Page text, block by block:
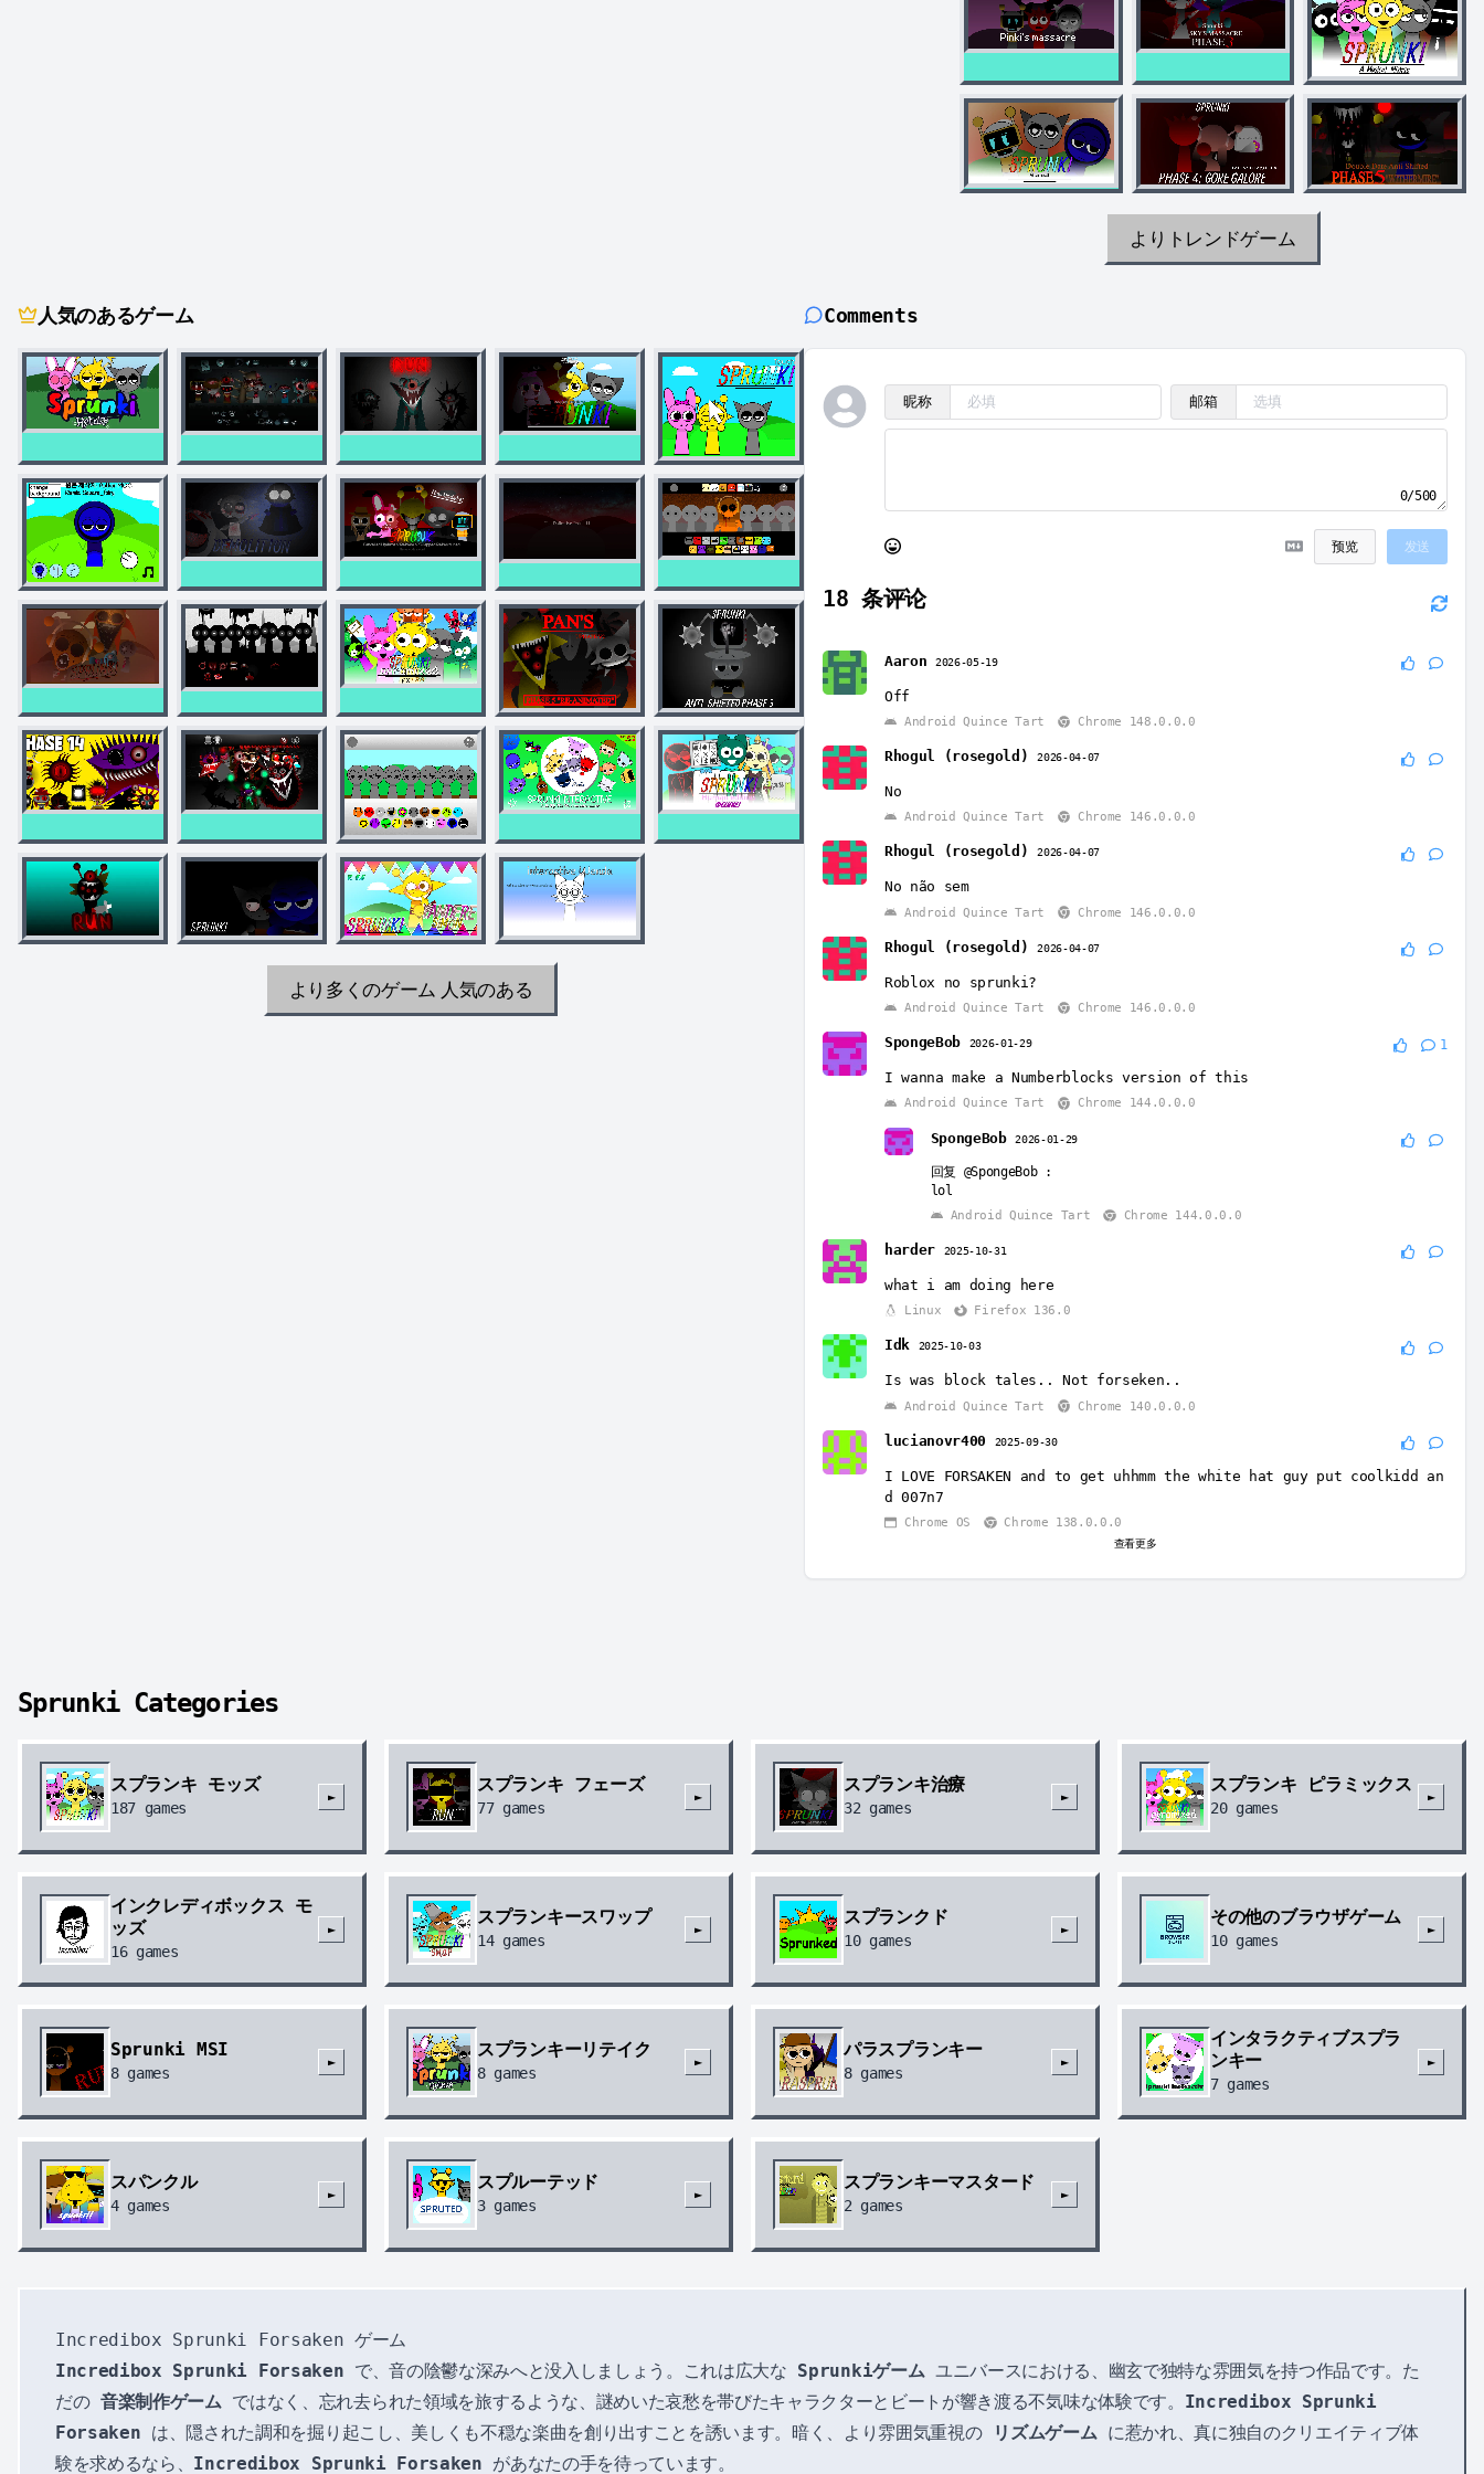
よりトレンドゲーム
人気のあるゲーム
より多くのゲーム 人気のある
Comments
昵称 邮箱
0/500
预览 发送
18 条评论
Aaron2026-05-19
Off
Android Quince Tart Chrome 148.0.0.0
Rhogul (rosegold) 2026-04-07
No
Android Quince Tart Chrome 146.0.0.0
Rhogul (rosegold) 2026-04-07
No não sem
Android Quince Tart Chrome 146.0.0.0
Rhogul (rosegold) 2026-04-07
Roblox no sprunki?
Android Quince Tart Chrome 146.0.0.0
SpongeBob 2026-01-29 1
I wanna make a Numberblocks version of this
Android Quince Tart Chrome 144.0.0.0
SpongeBob 2026-01-29
回复 @SpongeBob:
lol
Android Quince Tart
Chrome 144.0.0.0
harder 2025-10-31
what i am doing here
Linux Firefox 136.0
Idk 2025-10-03
Is was block tales.. Not forseken..
Android Quince Tart Chrome 140.0.0.0
lucianovr400 2025-09-30
I LOVE FORSAKEN and to get uhhmm the white hat guy put coolkidd an
d 007n7
Chrome OS Chrome 138.0.0.0
查看更多
Sprunki Categories
スプランキ モッズ
187 games
►
スプランキ フェーズ
77games
►
スプランキ治療
32 games
►
スプランキ ピラミックス
20games
►
インクレディボックス モ
ッズ
16games
►
スプランキースワップ
14games
►
スプランクド
10games
►
その他のブラウザゲーム
10games
►
Sprunki MSI
8games
►
スプランキーリテイク
8games
►
パラスプランキー
8games
►
インタラクティブスプラ
ンキー
7games
►
スパンクル
4games
►
スプルーテッド
3games
►
スプランキーマスタード
2 games
►
Incredibox Sprunki Forsaken ゲーム
Incredibox Sprunki Forsaken で、音の陰鬱な深みへと没入しましょう。これは広大な Sprunkiゲーム ユニバースにおける、幽玄で独特な雰囲気を持つ作品です。た
だの音楽制作ゲーム ではなく、忘れ去られた領域を旅するような、謎めいた哀愁を帯びたキャラクターとビートが響き渡る不気味な体験です。 Incredibox Sprunki
Forsaken は、隠された調和を掘り起こし、美しくも不穏な楽曲を創り出すことを誘います。暗く、より雰囲気重視の リズムゲーム に惹かれ、真に独自のクリエイティブ体
験を求めるなら、 Incredibox Sprunki Forsaken があなたの手を待っています。